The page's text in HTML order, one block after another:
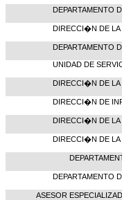
DEPARTAMENTO
DIRECCI�N DE LA
DEPARTAMENTO
UNIDAD DE
DIRECCI�N DE LA
DIRECCI�N DE
DIRECCI�N DE
DIRECCI�N DE
DEPARTAMENTO
ASESOR